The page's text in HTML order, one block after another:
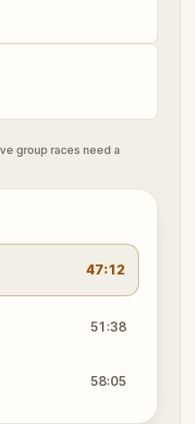
group races need a
47:12
51:38
58:05